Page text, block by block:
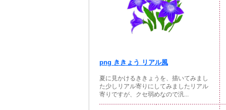
png ききょう リアル風
夏に見かけるききょうを、描いてみまし
た少しリアル寄りにしてみましたリアル
寄りですが、クセ弱めなので汎...